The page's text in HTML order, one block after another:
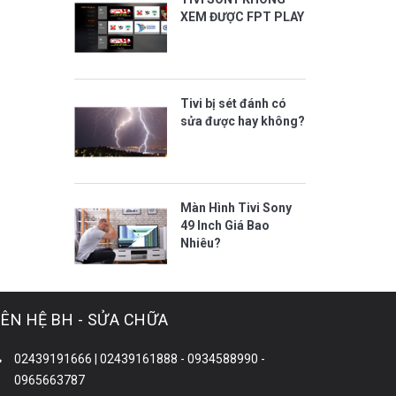
XEM ĐƯỢC FPT PLAY
Tivi bị sét đánh có
sửa được hay không?
Màn Hình Tivi Sony
49 Inch Giá Bao
Nhiêu?
HỆ BH - SỬA CHỮA
02439191666 | 02439161888 - 0934588990 -
0965663787